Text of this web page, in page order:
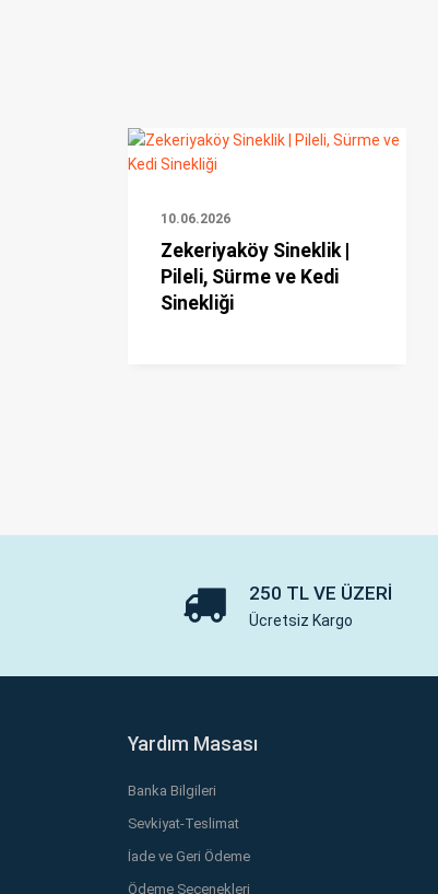
10.06.2026
Zekeriyaköy Sineklik |
Pileli, Sürme ve Kedi
Sinekliği
250 TL VE ÜZERI
Ücretsiz Kargo
Yardım Masası
Banka Bilgileri
Sevkiyat-Teslimat
İade ve Geri Ödeme
Ödeme Seçenekleri